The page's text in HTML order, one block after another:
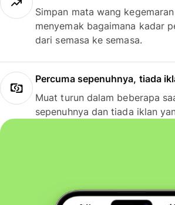
Simpan mata wang
menyemak bagaimana kadar
dari semasa ke semasa.
Percuma sepenuhnya, tiada
Muat turun dalam beberapa
sepenuhnya dan tiada iklan